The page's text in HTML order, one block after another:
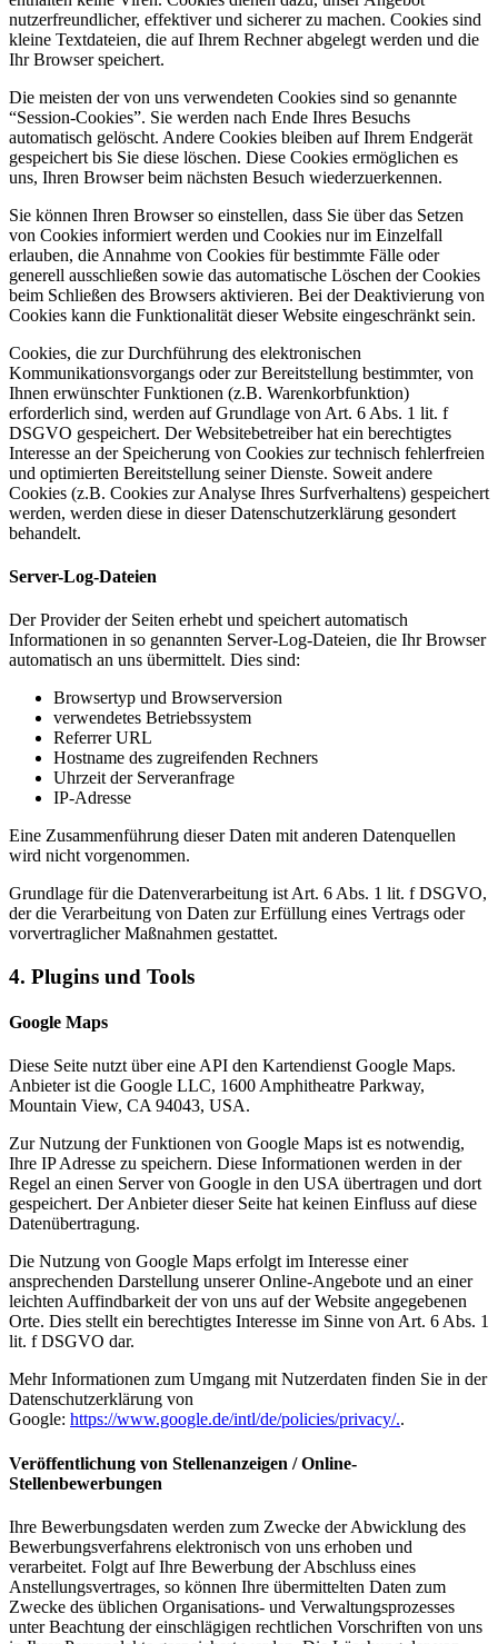
nutzerfreundlicher, effektiver und sicherer zu machen. Cookies sind
kleine Textdateien, die auf Ihrem Rechner abgelegt werden und die
Ihr Browser speichert.
Die meisten der von uns verwendeten Cookies sind so genannte
“Session-Cookies”. Sie werden nach Ende Ihres Besuchs
automatisch gelöscht. Andere Cookies bleiben auf Ihrem Endgerät
gespeichert bis Sie diese löschen. Diese Cookies ermöglichen es
uns, Ihren Browser beim nächsten Besuch wiederzuerkennen.
Sie können Ihren Browser so einstellen, dass Sie über das Setzen
von Cookies informiert werden und Cookies nur im Einzelfall
erlauben, die Annahme von Cookies für bestimmte Fälle oder
generell ausschließen sowie das automatische Löschen der Cookies
beim Schließen des Browsers aktivieren. Bei der Deaktivierung von
Cookies kann die Funktionalität dieser Website eingeschränkt sein.
Cookies, die zur Durchführung des elektronischen
Kommunikationsvorgangs oder zur Bereitstellung bestimmter, von
Ihnen erwünschter Funktionen (z.B. Warenkorbfunktion)
erforderlich sind, werden auf Grundlage von Art. 6 Abs. 1 lit. f
DSGVO gespeichert. Der Websitebetreiber hat ein berechtigtes
Interesse an der Speicherung von Cookies zur technisch fehlerfreien
und optimierten Bereitstellung seiner Dienste. Soweit andere
Cookies (z.B. Cookies zur Analyse Ihres Surfverhaltens) gespeichert
werden, werden diese in dieser Datenschutzerklärung gesondert
behandelt.
Server-Log-Dateien
Der Provider der Seiten erhebt und speichert automatisch
Informationen in so genannten Server-Log-Dateien, die Ihr Browser
automatisch an uns übermittelt. Dies sind:
Browsertyp und Browserversion
verwendetes Betriebssystem
Referrer URL
Hostname des zugreifenden Rechners
Uhrzeit der Serveranfrage
IP-Adresse
Eine Zusammenführung dieser Daten mit anderen Datenquellen
wird nicht vorgenommen.
Grundlage für die Datenverarbeitung ist Art. 6 Abs. 1 lit. f DSGVO,
der die Verarbeitung von Daten zur Erfüllung eines Vertrags oder
vorvertraglicher Maßnahmen gestattet.
4. Plugins und Tools
Google Maps
Diese Seite nutzt über eine API den Kartendienst Google Maps.
Anbieter ist die Google LLC, 1600 Amphitheatre Parkway,
Mountain View, CA 94043, USA.
Zur Nutzung der Funktionen von Google Maps ist es notwendig,
Ihre IP Adresse zu speichern. Diese Informationen werden in der
Regel an einen Server von Google in den USA übertragen und dort
gespeichert. Der Anbieter dieser Seite hat keinen Einfluss auf diese
Datenübertragung.
Die Nutzung von Google Maps erfolgt im Interesse einer
ansprechenden Darstellung unserer Online-Angebote und an einer
leichten Auffindbarkeit der von uns auf der Website angegebenen
Orte. Dies stellt ein berechtigtes Interesse im Sinne von Art. 6 Abs. 1
lit. f DSGVO dar.
Mehr Informationen zum Umgang mit Nutzerdaten finden Sie in der
Datenschutzerklärung von
Google: https://www.google.de/intl/de/policies/privacy/..
Veröffentlichung von Stellenanzeigen / Online-
Stellenbewerbungen
Ihre Bewerbungsdaten werden zum Zwecke der Abwicklung des
Bewerbungsverfahrens elektronisch von uns erhoben und
verarbeitet. Folgt auf Ihre Bewerbung der Abschluss eines
Anstellungsvertrages, so können Ihre übermittelten Daten zum
Zwecke des üblichen Organisations- und Verwaltungsprozesses
unter Beachtung der einschlägigen rechtlichen Vorschriften von uns